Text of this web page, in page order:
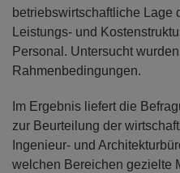
betriebswirtschaftliche Lage
Leistungs- und
Personal. Untersucht
Rahmenbedingungen.
Im Ergebnis liefert die
zur Beurteilung der
Ingenieur- und
welchen Bereichen gezielte